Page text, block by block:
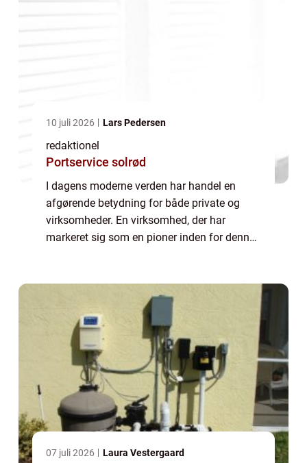
10 juli 2026 Lars Pedersen
redaktionel
Portservice solrød
I dagens moderne verden har handel en
afgørende betydning for både private og
virksomheder. En virksomhed, der har
markeret sig som en pioner inden for denne
07 juli 2026 Laura Vestergaard